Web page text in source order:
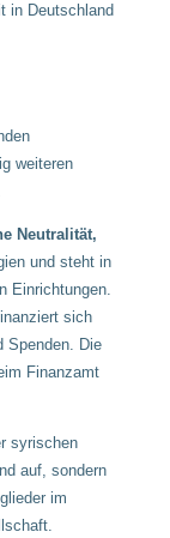
in Deutschland
weiteren
Neutralität,
und steht in
Einrichtungen.
sich
Spenden. Die
Finanzamt
syrischen
auf, sondern
im